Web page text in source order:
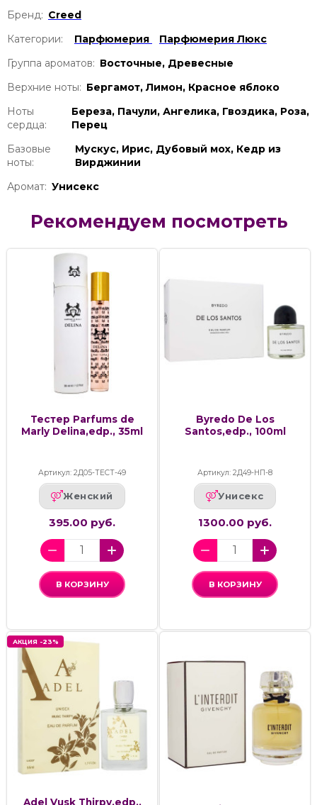
Бренд: Creed
Категории:
Парфюмерия
Парфюмерия Люкс
Группа ароматов: Восточные, Древесные
Верхние ноты: Бергамот, Лимон, Красное яблоко
Ноты
сердца:
Береза, Пачули, Ангелика, Гвоздика, Роза,
Перец
Базовые
ноты:
Мускус, Ирис, Дубовый мох, Кедр из
Вирджинии
Аромат: Унисекс
Рекомендуем посмотреть
Тестер Parfums de
Marly Delina,edp., 35ml
Артикул: 2Д05-ТЕСТ-49
Женский
395.00 руб.
В КОРЗИНУ
Byredo De Los
Santos,edp., 100ml
Артикул: 2Д49-НП-8
Унисекс
1300.00 руб.
В КОРЗИНУ
АКЦИЯ -23%
Adel Vusk Thirpy,edp.,